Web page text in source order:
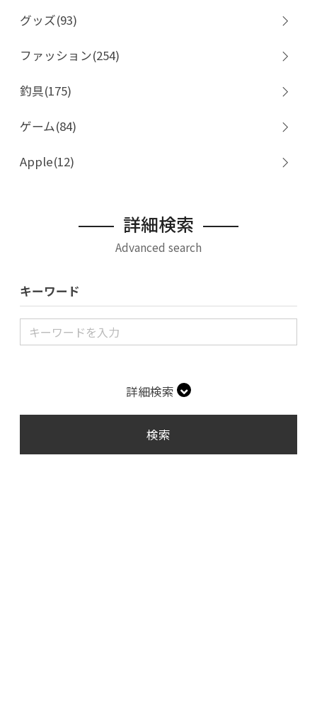
グッズ(93)
ファッション(254)
釣具(175)
ゲーム(84)
Apple(12)
詳細検索
Advanced search
キーワード
詳細検索
検索